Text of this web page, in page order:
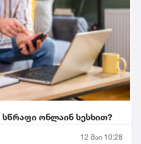
ონლაინ სესხით?
12 მაი 10:28